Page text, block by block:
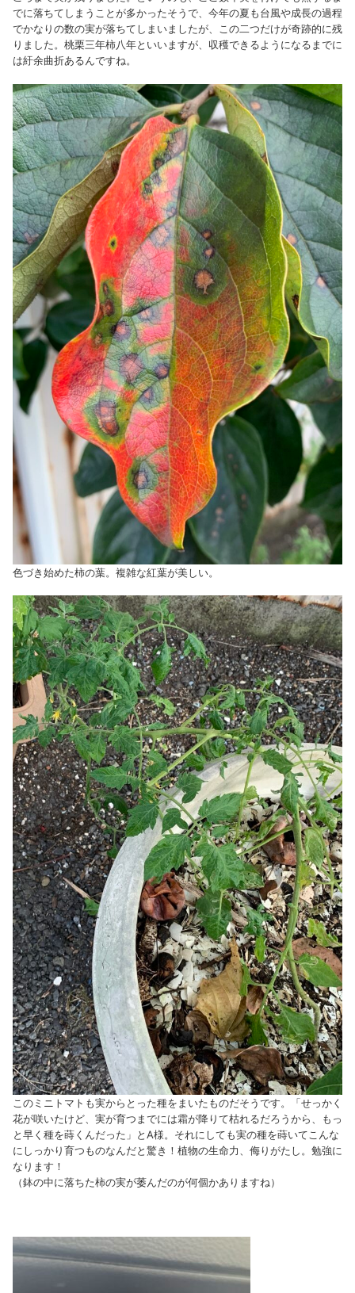
でに落ちてしまうことが多かったそうで、今年の夏も台風や成長の過程
でかなりの数の実が落ちてしまいましたが、この二つだけが奇跡的に残
りました。桃栗三年柿八年といいますが、収穫できるようになるまでに
は紆余曲折あるんですね。
色づき始めた柿の葉。複雑な紅葉が美しい。
このミニトマトも実からとった種をまいたものだそうです。「せっかく
花が咲いたけど、実が育つまでには霜が降りて枯れるだろうから、もっ
と早く種を蒔くんだった」とA様。それにしても実の種を蒔いてこんな
にしっかり育つものなんだと驚き！植物の生命力、侮りがたし。勉強に
なります！
（鉢の中に落ちた柿の実が萎んだのが何個かありますね）